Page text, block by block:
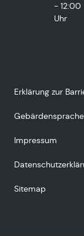
- 12:00
Uhr
Erklärung zur
Gebärdensprache
Impressum
Sitemap